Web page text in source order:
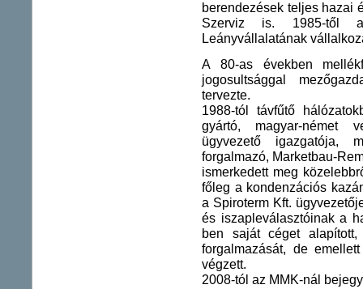
berendezések teljes hazai
Szerviz is. 1985-től a
Leányvállalatának
A 80-as években
jogosultsággal
tervezte.
1988-tól távfűtő
gyártó, magyar-német
ügyvezető igazgatója,
forgalmazó, Marketbau-
ismerkedett meg
főleg a kondenzációs
a Spiroterm Kft.
és iszapleválasztóinak a
ben saját céget alapított,
forgalmazását, de
végzett.
2008-tól az MMK-nál